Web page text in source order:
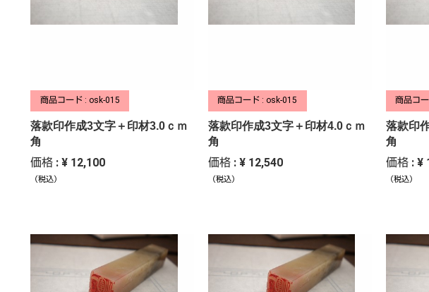
商品コード : osk-015
落款印作成3文字＋印材3.0ｃｍ
角
価格 : ¥ 12,100
（税込）
商品コード : osk-015
落款印作成3文字＋印材4.0ｃｍ
角
価格 : ¥ 12,540
（税込）
商品コ
落款印
角
価格 : ¥
（税込）